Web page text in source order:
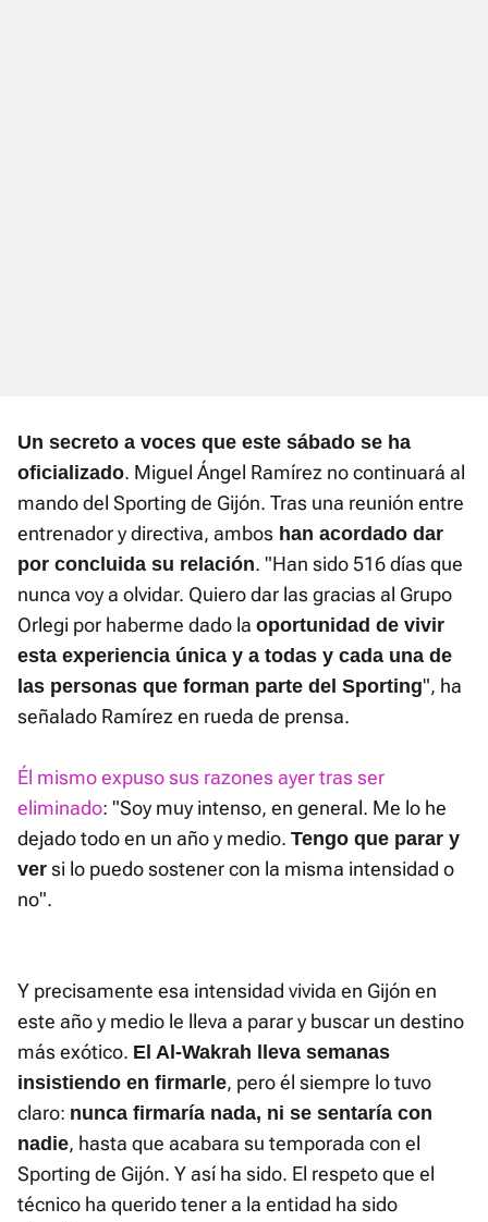
Un secreto a voces que este sábado se ha
oficializado. Miguel Ángel Ramírez no continuará al
mando del Sporting de Gijón. Tras una reunión entre
entrenador y directiva, ambos han acordado dar
por concluida su relación. "Han sido 516 días que
nunca voy a olvidar. Quiero dar las gracias al Grupo
Orlegi por haberme dado la oportunidad de vivir
esta experiencia única y a todas y cada una de
las personas que forman parte del Sporting", ha
señalado Ramírez en rueda de prensa.
Él mismo expuso sus razones ayer tras ser
eliminado: "Soy muy intenso, en general. Me lo he
dejado todo en un año y medio. Tengo que parar y
ver si lo puedo sostener con la misma intensidad o
no".
Y precisamente esa intensidad vivida en Gijón en
este año y medio le lleva a parar y buscar un destino
más exótico. El Al-Wakrah lleva semanas
insistiendo en firmarle, pero él siempre lo tuvo
claro: nunca firmaría nada, ni se sentaría con
nadie, hasta que acabara su temporada con el
Sporting de Gijón. Y así ha sido. El respeto que el
técnico ha querido tener a la entidad ha sido